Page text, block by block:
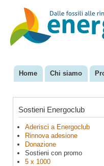
EnergoClub
per la
riconversione
del sistema
Menu principale
Home Chi siamo
Sostieni Energoclub
Aderisci a Energoclub
Rinnova adesione
Donazione
Sostieni con promo
5 x 1000